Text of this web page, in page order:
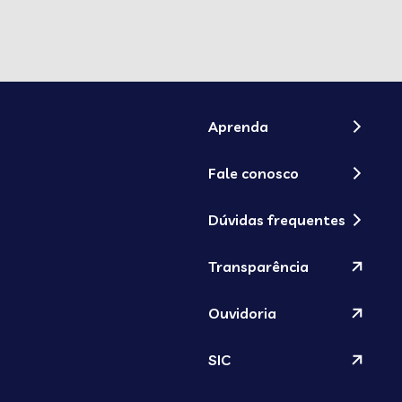
Aprenda
Fale conosco
Dúvidas frequentes
Transparência
Ouvidoria
SIC